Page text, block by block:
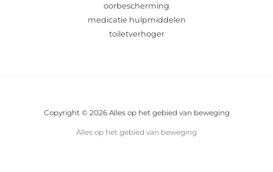
oorbescherming
medicatie hulpmiddelen
toiletverhoger
Copyright © 2026 Alles op het gebied van beweging
Alles op het gebied van beweging